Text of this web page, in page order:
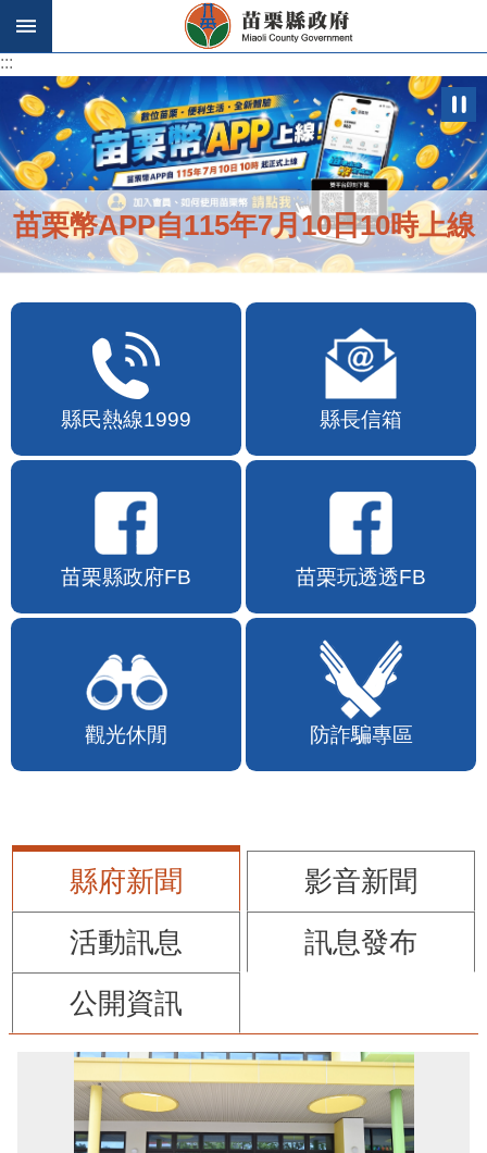
跳到主要內容區塊
:::
苗栗幣APP自115年7月10日10時上線
縣民熱線1999 縣長信箱
苗栗縣政府FB 苗栗玩透透FB
觀光休閒 防詐騙專區
縣府新聞
影音新聞
活動訊息
訊息發布
公開資訊